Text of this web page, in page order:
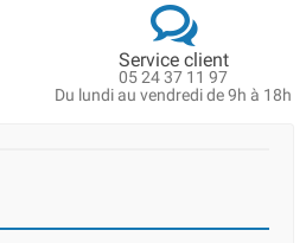
Service client
05 24 37 11 97
Du lundi au vendredi de 9h à 18h